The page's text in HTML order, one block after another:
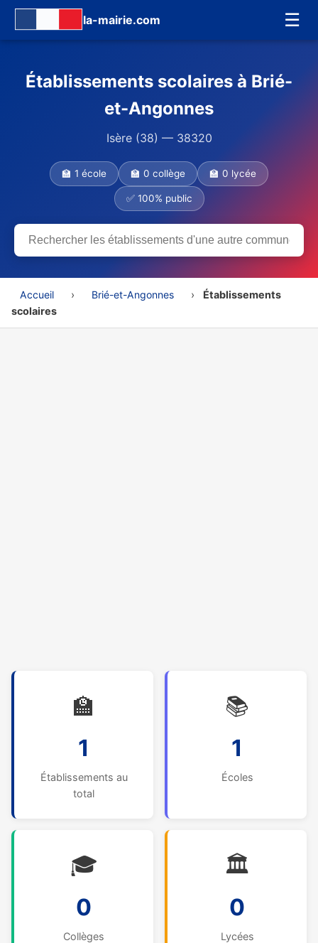
la-mairie.com ☰
Établissements scolaires à Brié-
et-Angonnes
Isère (38) — 38320
🏫 1 école 🏫 0 collège 🏫 0 lycée
✅ 100% public
Accueil › Brié-et-Angonnes ›
Établissements
scolaires
🏫
1
Établissements au
total
📚
1
Écoles
🎓
0
Collèges
🏛️
0
Lycées